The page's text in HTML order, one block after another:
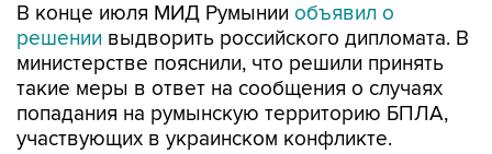
В конце июля МИД Румынии объявил о
решении выдворить российского дипломата. В
министерстве пояснили, что решили принять
такие меры в ответ на сообщения о случаях
попадания на румынскую территорию БПЛА,
участвующих в украинском конфликте.